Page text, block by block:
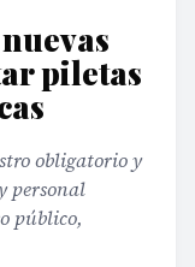
piletas
obligatorio y
personal
público,